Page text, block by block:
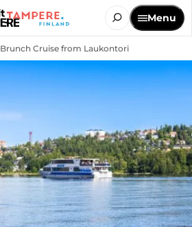
Menu
Brunch Cruise from Laukontori